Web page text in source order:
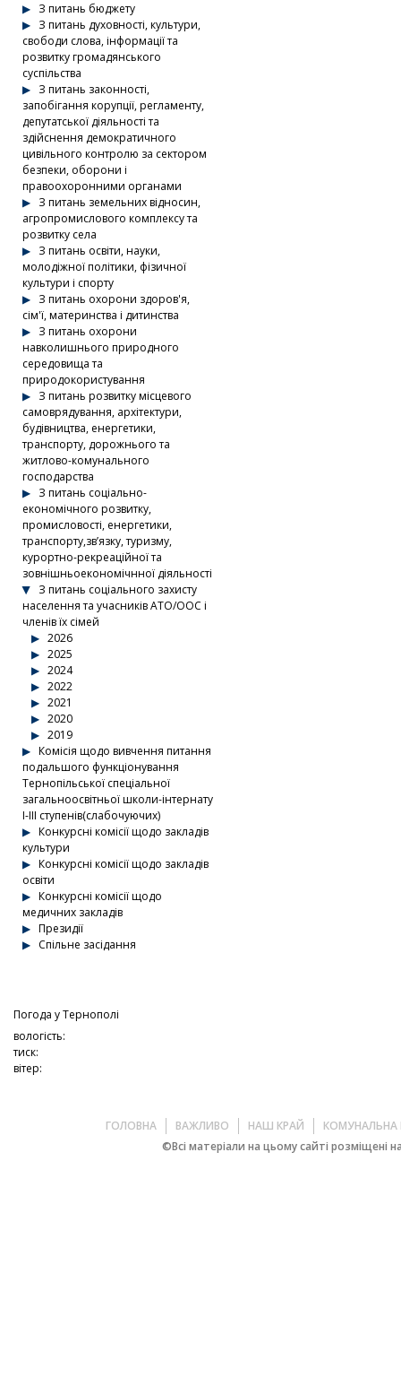
З питань бюджету
З питань духовності, культури,
свободи слова, інформації та
розвитку громадянського
суспільства
З питань законності,
запобігання корупції, регламенту,
депутатської діяльності та
здійснення демократичного
цивільного контролю за сектором
безпеки, оборони і
правоохоронними органами
З питань земельних відносин,
агропромислового комплексу та
розвитку села
З питань освіти, науки,
молодіжної політики, фізичної
культури і спорту
З питань охорони здоров'я,
сім'ї, материнства і дитинства
З питань охорони
навколишнього природного
середовища та
природокористування
З питань розвитку місцевого
самоврядування, архітектури,
будівництва, енергетики,
транспорту, дорожнього та
житлово-комунального
господарства
З питань соціально-
економічного розвитку,
промисловості, енергетики,
транспорту,зв’язку, туризму,
курортно-рекреаційної та
зовнішньоекономічнної діяльності
З питань соціального захисту
населення та учасників АТО/ООС і
членів їх сімей
2026
2025
2024
2022
2021
2020
2019
Комісія щодо вивчення питання
подальшого функціонування
Тернопільської спеціальної
загальноосвітньої школи-інтернату
І-ІІІ ступенів(слабочуючих)
Конкурсні комісії щодо закладів
культури
Конкурсні комісії щодо закладів
освіти
Конкурсні комісії щодо
медичних закладів
Президії
Спільне засідання
Погода уТернополі
вологість:
тиск:
вітер:
ГОЛОВНА ВАЖЛИВО НАШ КРАЙ
КОМУНАЛЬНА
©Всі матеріали на цьому сайті розміщені